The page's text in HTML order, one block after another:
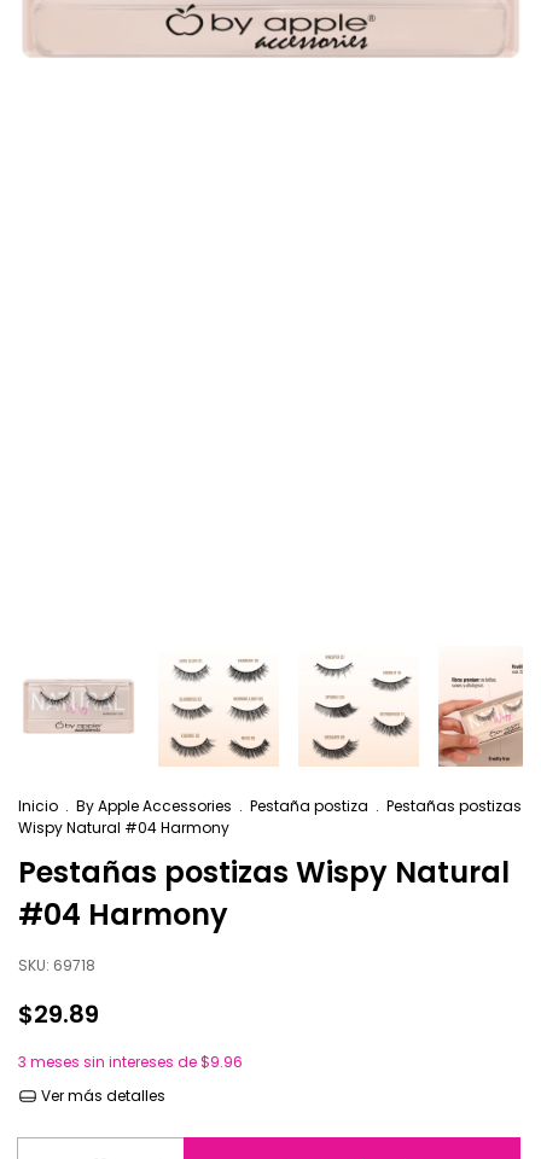
Inicio . By Apple Accessories . Pestaña postiza . Pestañas postizas
Wispy Natural #04 Harmony
Pestañas postizas Wispy Natural
#04 Harmony
SKU: 69718
$29.89
3 meses sin intereses de$9.96
Ver más detalles